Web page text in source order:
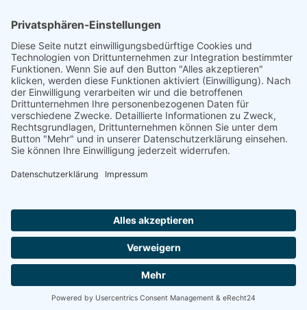
Geschäftsstelle
Pia Beyer-Wunsch
Universität Ulm
Helmholtzstraße 16
89081 Ulm
E-Mail:ak.fortbildung(at)uni-kanzler.de
DATENSCHUTZ IMPRESSUM
ERKLÄRUNG ZUR BARRIEREFREIHEIT
© Die Kanzlerinnen und Kanzler der Universitäten Deutschlands